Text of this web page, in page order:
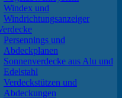
Windex und
Windrichtungsanzeiger
Persennings und
Abdeckplanen
Sonnenverdecke aus Alu und
Edelstahl
Verdeckstützen und
Abdeckungen